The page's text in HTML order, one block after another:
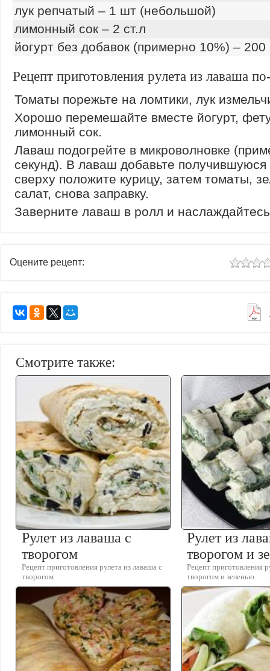
лук репчатый – 1 шт (небольшой)
лимонный сок – 2 ст.л
йогурт без добавок (примерно 10%) –
Рецепт приготовления рулета из лаваша
Томаты порежьте на ломтики, лук
Хорошо перемешайте вместе йогурт,
лимонный сок.
Лаваш подогрейте в микроволновке
секунд). В лаваш добавьте получившуюся
сверху положите курицу, затем томаты,
салат, снова заправку.
Заверните лаваш в ролл и
Оцените рецепт:
Смотрите также:
Рулет из лаваша с
творогом
Рецепт приготовления рулета из лаваша с
творогом
Рулет из
творогом и
Рецепт приготовления
творогом и зеленью